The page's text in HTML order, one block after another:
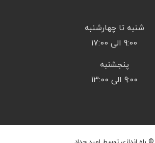
شنبه تا چهارشنبه
9:00 الی 17:00
پنجشنبه
9:00 الی 13:00